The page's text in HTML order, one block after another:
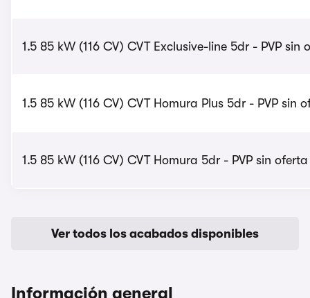
1.5 85 kW (116 CV) CVT Exclusive-line 5dr - PVP sin
1.5 85 kW (116 CV) CVT Homura Plus 5dr - PVP sin
1.5 85 kW (116 CV) CVT Homura 5dr - PVP sin
Ver todos los acabados disponibles
Información general